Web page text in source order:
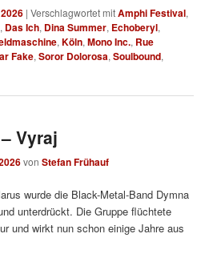
|Verschlagwortet mitAmphi Festival,
, Das Ich, Dina Summer, Echoberyl,
,Köln,Mono Inc., Rue
Fake,Soror Dolorosa,Soulbound,
Vyraj
vonStefan Frühauf
wurde die Black-Metal-Band Dymna
unterdrückt. Die Gruppe flüchtete
und wirkt nun schon einige Jahre aus